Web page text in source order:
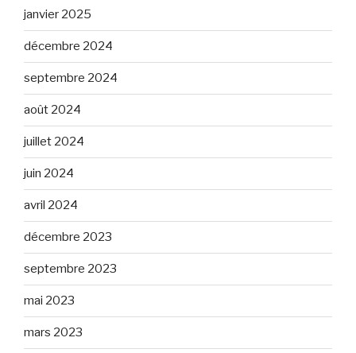
janvier 2025
décembre 2024
septembre 2024
août 2024
juillet 2024
juin 2024
avril 2024
décembre 2023
septembre 2023
mai 2023
mars 2023